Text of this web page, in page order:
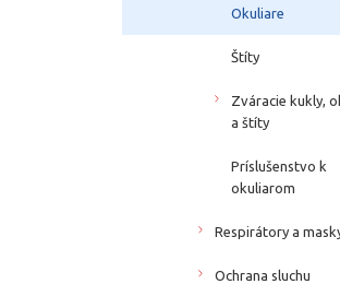
Okuliare
Štíty
Zváracie kukly,
a štíty
Príslušenstvo k
okuliarom
Respirátory a
Ochrana sluchu